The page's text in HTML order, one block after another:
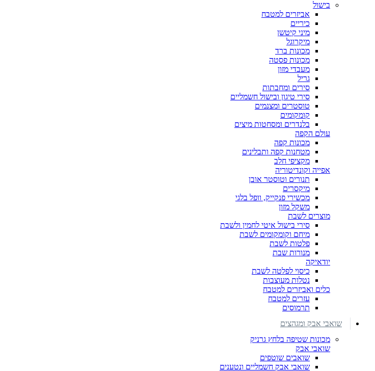
בישול
אביזרים למטבח
כיריים
מיני קיטשן
מיקרוגל
מכונות ברד
מכונות פסטה
מעבדי מזון
גריל
סירים ומחבתות
סירי טיגון ובישול חשמליים
טוסטרים ומצנמים
קומקומים
בלנדרים ומסחטות מיצים
עולם הקפה
מכונות קפה
מטחנות קפה ותבלינים
מקציפי חלב
אפייה וקונדיטוריה
תנורים וטוסטר אובן
מיקסרים
מכשירי פנקייק, וופל בלגי
משקל מזון
מוצרים לשבת
סירי בישול איטי לחמין ולשבת
מיחם וקומקומים לשבת
פלטות לשבת
מנורות שבת
יודאיקה
כיסוי לפלטה לשבת
נטלות מעוצבות
כלים ואביזרים למטבח
עזרים למטבח
תרמוסים
שואבי אבק ומגהצים
מכונות שטיפה בלחץ גרניק
שואבי אבק
שואבים שוטפים
שואבי אבק חשמליים ונטענים